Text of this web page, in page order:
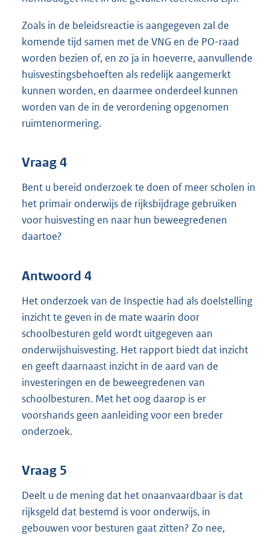
Zoals in de beleidsreactie is aangegeven zal de
komende tijd samen met de VNG en de PO-raad
worden bezien of, en zo ja in hoeverre, aanvullende
huisvestingsbehoeften als redelijk aangemerkt
kunnen worden, en daarmee onderdeel kunnen
worden van de in de verordening opgenomen
ruimtenormering.
Vraag 4
Bent u bereid onderzoek te doen of meer scholen in
het primair onderwijs de rijksbijdrage gebruiken
voor huisvesting en naar hun beweegredenen
daartoe?
Antwoord 4
Het onderzoek van de Inspectie had als doelstelling
inzicht te geven in de mate waarin door
schoolbesturen geld wordt uitgegeven aan
onderwijshuisvesting. Het rapport biedt dat inzicht
en geeft daarnaast inzicht in de aard van de
investeringen en de beweegredenen van
schoolbesturen. Met het oog daarop is er
voorshands geen aanleiding voor een breder
onderzoek.
Vraag 5
Deelt u de mening dat het onaanvaardbaar is dat
rijksgeld dat bestemd is voor onderwijs, in
gebouwen voor besturen gaat zitten? Zo nee,